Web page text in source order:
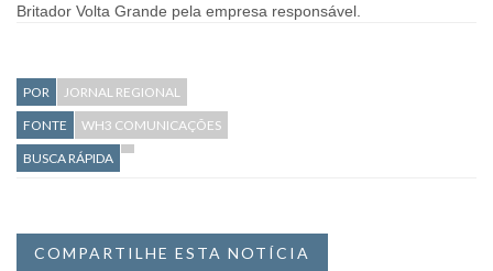
Britador Volta Grande pela empresa responsável.
POR
JORNAL REGIONAL
FONTE
WH3 COMUNICAÇÕES
BUSCA RÁPIDA
COMPARTILHE ESTA NOTÍCIA